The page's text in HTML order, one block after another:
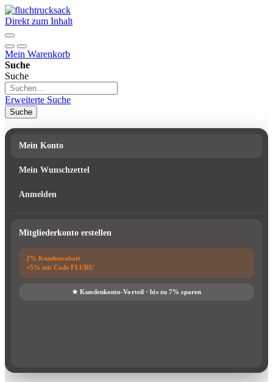
Direkt zum Inhalt
Mein Warenkorb
Suche
Suche
Erweiterte Suche
Suche
Mein Konto
Mein Wunschzettel
Anmelden
Mitgliederkonto erstellen